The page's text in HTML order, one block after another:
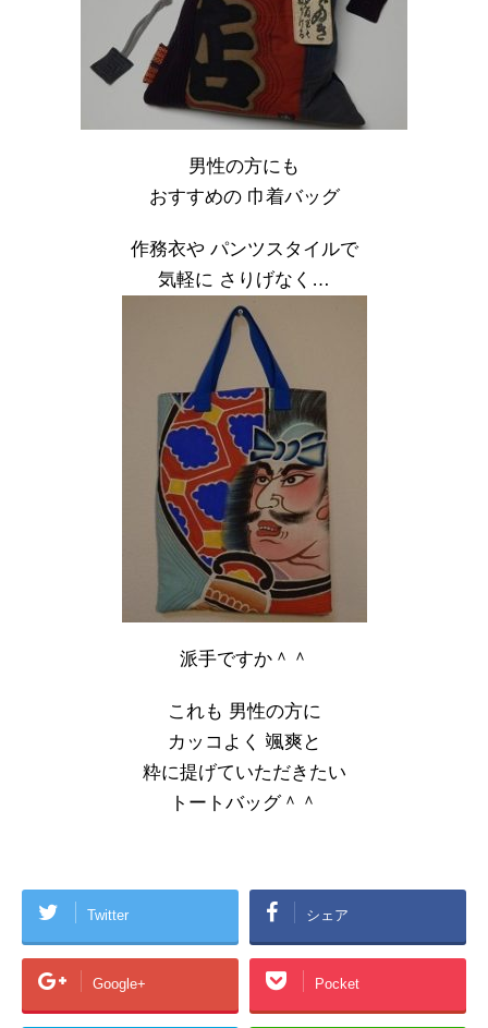
男性の方にも
おすすめの 巾着バッグ
作務衣や パンツスタイルで
気軽に さりげなく…
派手ですか＾＾
これも 男性の方に
カッコよく 颯爽と
粋に提げていただきたい
トートバッグ＾＾
Twitter シェア
Google+ Pocket